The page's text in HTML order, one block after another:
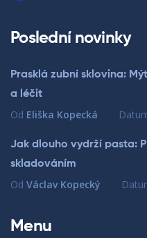
Poslední novinky
Prasklá zubní sklovina:
a léčit
Od Eliška Kopecká
Jak dlouho vydrží pasta:
skladováním
Od Václav Kopecký
Menu